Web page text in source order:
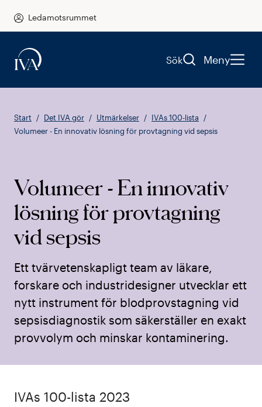
Ledamotsrummet
Sök Meny
Start Det IVA gör Utmärkelser
IVAs 100-lista
Volumeer - En innovativ lösning för provtagning vid sepsis
Volumeer - En innovativ
lösning för provtagning
vid sepsis
Ett tvärvetenskapligt team av läkare,
forskare och industridesigner utvecklar ett
nytt instrument för blodprovstagning vid
sepsisdiagnostik som säkerställer en exakt
provvolym och minskar kontaminering.
IVAs 100-lista 2023